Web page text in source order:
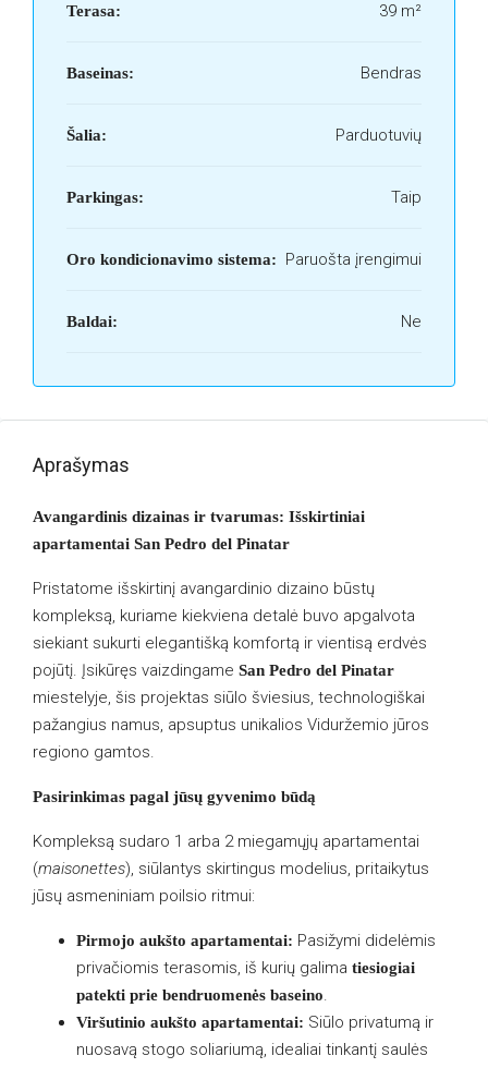
Terasa: 39 m²
Baseinas: Bendras
Šalia: Parduotuvių
Parkingas: Taip
Oro kondicionavimo sistema: Paruošta įrengimui
Baldai: Ne
Aprašymas
Avangardinis dizainas ir tvarumas: Išskirtiniai
apartamentai San Pedro del Pinatar
Pristatome išskirtinį avangardinio dizaino būstų
kompleksą, kuriame kiekviena detalė buvo apgalvota
siekiant sukurti elegantišką komfortą ir vientisą erdvės
pojūtį. Įsikūręs vaizdingame San Pedro del Pinatar
miestelyje, šis projektas siūlo šviesius, technologiškai
pažangius namus, apsuptus unikalios Viduržemio jūros
regiono gamtos.
Pasirinkimas pagal jūsų gyvenimo būdą
Kompleksą sudaro 1 arba 2 miegamųjų apartamentai
(maisonettes), siūlantys skirtingus modelius, pritaikytus
jūsų asmeniniam poilsio ritmui:
Pirmojo aukšto apartamentai: Pasižymi didelėmis
privačiomis terasomis, iš kurių galima tiesiogiai
patekti prie bendruomenės baseino.
Viršutinio aukšto apartamentai: Siūlo privatumą ir
nuosavą stogo soliariumą, idealiai tinkantį saulės